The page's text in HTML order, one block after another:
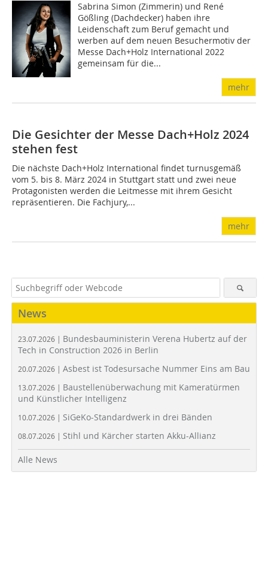
Sabrina Simon (Zimmerin) und René
Gößling (Dachdecker) haben ihre
Leidenschaft zum Beruf gemacht und
werben auf dem neuen Besuchermotiv der
Messe Dach+Holz International 2022
gemeinsam für die...
mehr
Die Gesichter der Messe Dach+Holz 2024
stehen fest
Die nächste Dach+Holz International findet turnusgemäß
vom 5. bis 8. März 2024 in Stuttgart statt und zwei neue
Protagonisten werden die Leitmesse mit ihrem Gesicht
repräsentieren. Die Fachjury,...
mehr
News
23.07.2026 | Bundesbauministerin Verena Hubertz auf der
Tech in Construction 2026 in Berlin
20.07.2026 | Asbest ist Todesursache Nummer Eins am Bau
13.07.2026 | Baustellenüberwachung mit Kameratürmen
und Künstlicher Intelligenz
10.07.2026 | SiGeKo-Standardwerk in drei Bänden
08.07.2026 | Stihl und Kärcher starten Akku-Allianz
Alle News